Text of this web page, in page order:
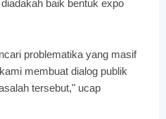
baik bentuk expo
problematika yang masif
membuat dialog publik
tersebut," ucap